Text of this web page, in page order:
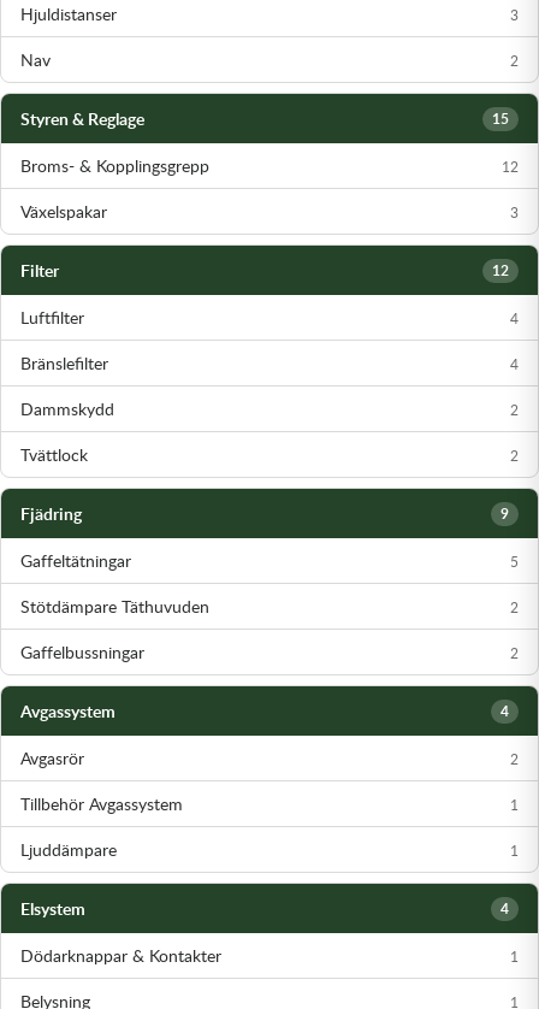
Hjuldistanser 3
Nav 2
Styren & Reglage 15
Broms- & Kopplingsgrepp 12
Växelspakar 3
Filter 12
Luftfilter 4
Bränslefilter 4
Dammskydd 2
Tvättlock 2
Fjädring 9
Gaffeltätningar 5
Stötdämpare Täthuvuden 2
Gaffelbussningar 2
Avgassystem 4
Avgasrör 2
Tillbehör Avgassystem 1
Ljuddämpare 1
Elsystem 4
Dödarknappar & Kontakter 1
Belysning 1